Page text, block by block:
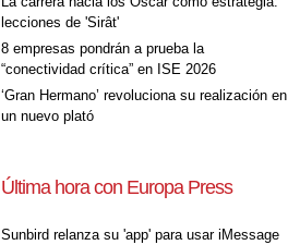
lecciones de 'Sirât'
8 empresas pondrán a prueba la
“conectividad crítica” en ISE 2026
‘Gran Hermano’ revoluciona su realización en
un nuevo plató
Última hora con Europa Press
Sunbird relanza su 'app' para usar iMessage